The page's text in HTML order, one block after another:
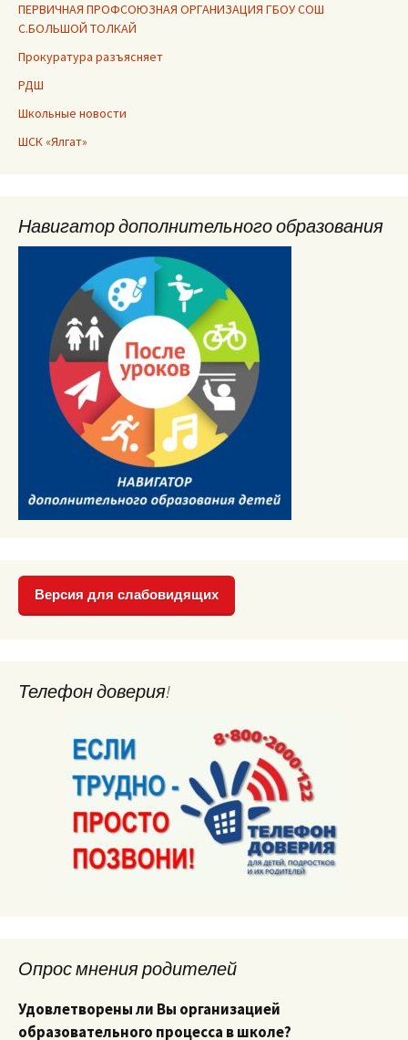
ПЕРВИЧНАЯ ПРОФСОЮЗНАЯ ОРГАНИЗАЦИЯ ГБОУ СОШ
С.БОЛЬШОЙ ТОЛКАЙ
Прокуратура разъясняет
РДШ
Школьные новости
ШСК «Ялгат»
Навигатор дополнительного образования
Версия для слабовидящих
Телефон доверия!
Опрос мнения родителей
Удовлетворены ли Вы организацией
образовательного процесса в школе?